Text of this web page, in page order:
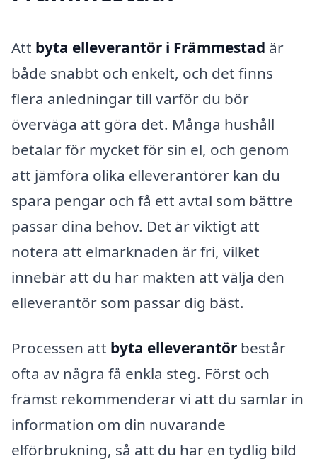
Att byta elleverantör i Främmestad är
både snabbt och enkelt, och det finns
flera anledningar till varför du bör
överväga att göra det. Många hushåll
betalar för mycket för sin el, och genom
att jämföra olika elleverantörer kan du
spara pengar och få ett avtal som bättre
passar dina behov. Det är viktigt att
notera att elmarknaden är fri, vilket
innebär att du har makten att välja den
elleverantör som passar dig bäst.
Processen att byta elleverantör består
ofta av några få enkla steg. Först och
främst rekommenderar vi att du samlar in
information om din nuvarande
elförbrukning, så att du har en tydlig bild